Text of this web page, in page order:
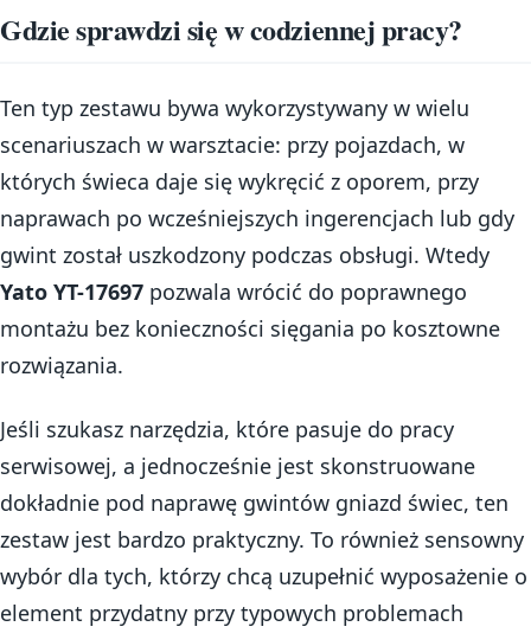
Gdzie sprawdzi się w codziennej pracy?
Ten typ zestawu bywa wykorzystywany w wielu
scenariuszach w warsztacie: przy pojazdach, w
których świeca daje się wykręcić z oporem, przy
naprawach po wcześniejszych ingerencjach lub gdy
gwint został uszkodzony podczas obsługi. Wtedy
Yato YT-17697 pozwala wrócić do poprawnego
montażu bez konieczności sięgania po kosztowne
rozwiązania.
Jeśli szukasz narzędzia, które pasuje do pracy
serwisowej, a jednocześnie jest skonstruowane
dokładnie pod naprawę gwintów gniazd świec, ten
zestaw jest bardzo praktyczny. To również sensowny
wybór dla tych, którzy chcą uzupełnić wyposażenie o
element przydatny przy typowych problemach